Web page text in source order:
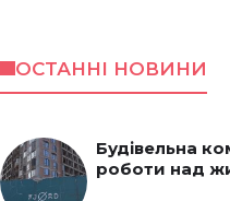
ОСТАННІ НОВИНИ
Будівельна
роботи над